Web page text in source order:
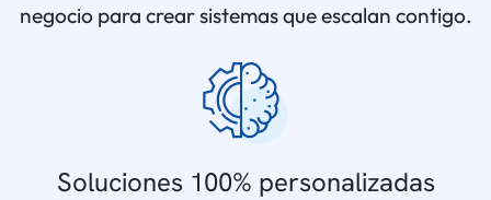
negocio para crear sistemas que escalan contigo.
Soluciones 100% personalizadas